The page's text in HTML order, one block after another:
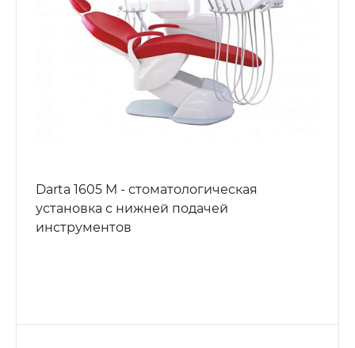
Darta 1605 M - стоматологическая
установка с нижней подачей
инструментов